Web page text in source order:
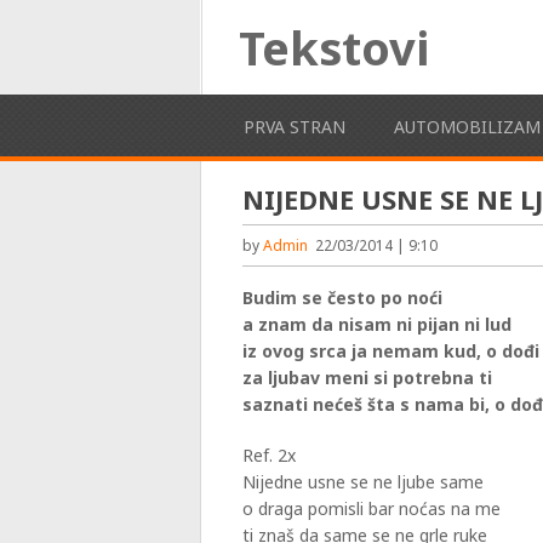
Tekstovi
PRVA STRAN AUTOMOBILIZAM
NIJEDNE USNE SE NE
byAdmin 22/03/2014 | 9:10
Budim se često po noći
a znam da nisam ni pijan ni lud
iz ovog srca ja nemam kud, o
za ljubav meni si potrebna ti
saznati nećeš šta s nama bi, o
Ref. 2x
Nijedne usne se ne ljube same
o draga pomisli bar noćas na me
ti znaš da same se ne grle ruke